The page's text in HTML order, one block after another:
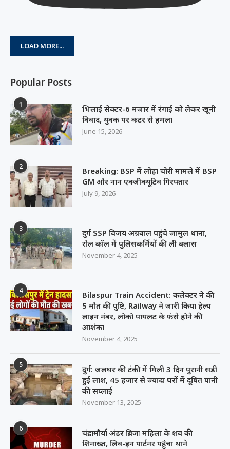
LOAD MORE...
Popular Posts
1
भिलाई सेक्टर-6 मजार में रंगाई को लेकर खूनी
विवाद, युवक पर कटर से हमला
June 15, 2026
2
Breaking: BSP में लोहा चोरी मामले में BSP
GM और नान एक्जीक्यूटिव गिरफ्तार
July 9, 2026
3
दुर्ग SSP विजय अग्रवाल पहुंचे जामुल थाना,
रोल कॉल में पुलिसकर्मियों की ली क्लास
November 4, 2025
4
Bilaspur Train Accident: कलेक्टर ने की
5 मौत की पुष्टि, Railway ने जारी किया हेल्प
लाइन नंबर, लोको पायलट के फंसे होने की
आशंका
November 4, 2025
5
दुर्ग: जलघर की टंकी में मिली 3 दिन पुरानी सड़ी
हुई लाश, 45 हजार से ज्यादा घरों में दूषित पानी
की सप्लाई
November 13, 2025
6
चंद्रामौर्या अंडर ब्रिजः महिला के शव की
शिनाख्त, लिव-इन पार्टनर पहुंचा थाने